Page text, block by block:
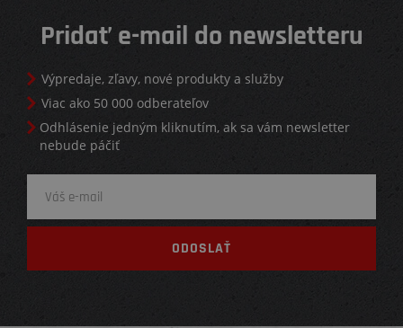
Pridať e-mail do newsletteru
Výpredaje, zľavy, nové produkty a služby
Viac ako 50 000 odberateľov
Odhlásenie jedným kliknutím, ak sa vám newsletter
nebude páčiť